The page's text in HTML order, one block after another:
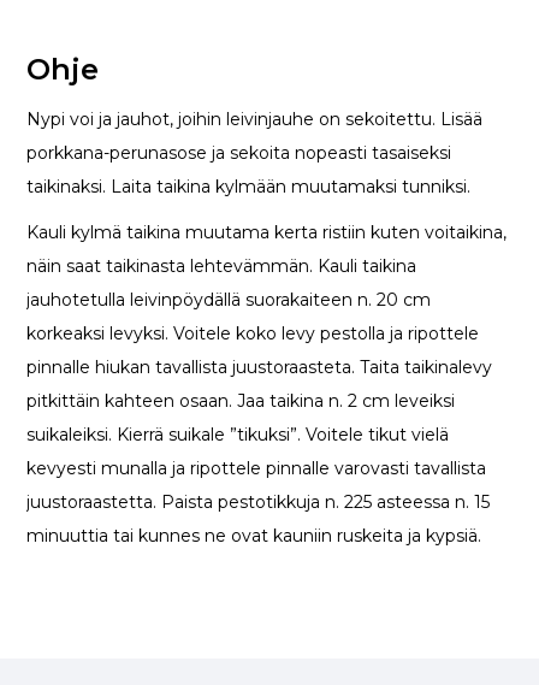
Ohje
Nypi voi ja jauhot, joihin leivinjauhe on sekoitettu. Lisää
porkkana-perunasose ja sekoita nopeasti tasaiseksi
taikinaksi. Laita taikina kylmään muutamaksi tunniksi.
Kauli kylmä taikina muutama kerta ristiin kuten voitaikina,
näin saat taikinasta lehtevämmän. Kauli taikina
jauhotetulla leivinpöydällä suorakaiteen n. 20 cm
korkeaksi levyksi. Voitele koko levy pestolla ja ripottele
pinnalle hiukan tavallista juustoraasteta. Taita taikinalevy
pitkittäin kahteen osaan. Jaa taikina n. 2 cm leveiksi
suikaleiksi. Kierrä suikale ”tikuksi”. Voitele tikut vielä
kevyesti munalla ja ripottele pinnalle varovasti tavallista
juustoraastetta. Paista pestotikkuja n. 225 asteessa n. 15
minuuttia tai kunnes ne ovat kauniin ruskeita ja kypsiä.